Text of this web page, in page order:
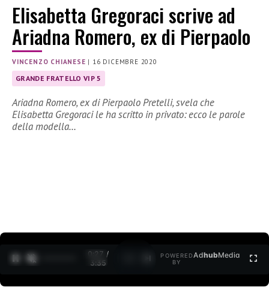
Elisabetta Gregoraci scrive ad
Ariadna Romero, ex di Pierpaolo
VINCENZO CHIANESE | 16 DICEMBRE 2020
GRANDE FRATELLO VIP 5
Ariadna Romero, ex di Pierpaolo Pretelli, svela che
Elisabetta Gregoraci le ha scritto in privato: ecco le parole
della modella…
0:27 /
3:35
POWERED
BY
AdhubMedia